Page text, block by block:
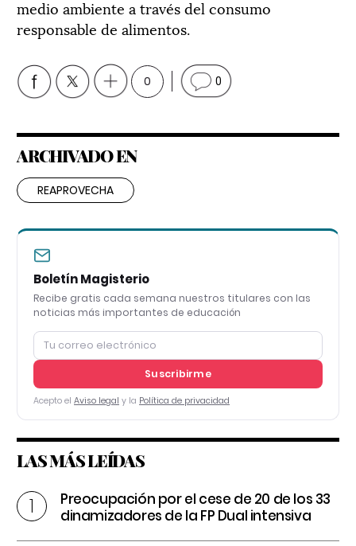
medio ambiente a través del consumo
responsable de alimentos.
0 0
ARCHIVADO EN
REAPROVECHA
Boletín Magisterio
Recibe gratis cada semana nuestros titulares con las
noticias más importantes de educación
Suscribirme
Acepto el Aviso legal y la Política de privacidad
LAS MÁS LEÍDAS
Preocupación por el cese de 20 de los 33
dinamizadores de la FP Dual intensiva